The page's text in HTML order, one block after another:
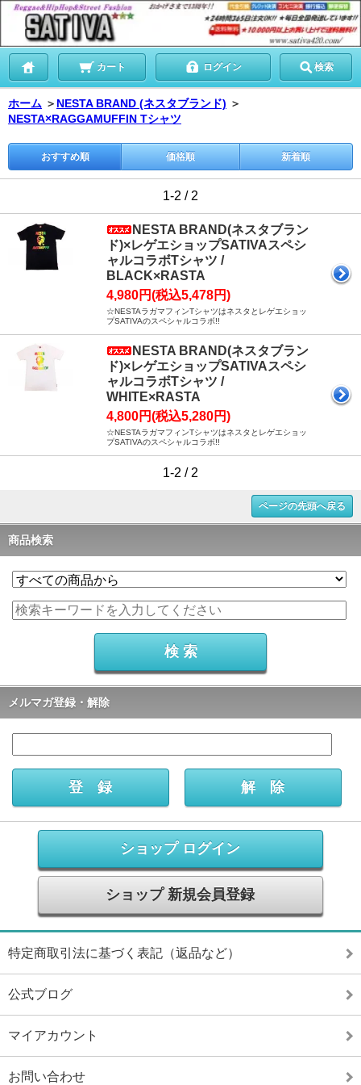
カート ログイン 検索
ホーム ＞ NESTA BRAND (ネスタブランド) ＞
NESTA×RAGGAMUFFIN Tシャツ
おすすめ順 価格順 新着順
1-2 / 2
NESTA BRAND(ネスタブラン
ド)×レゲエショップSATIVAスペシ
ャルコラボTシャツ /
BLACK×RASTA
4,980円(税込5,478円)
☆NESTAラガマフィンTシャツはネスタとレゲエショッ
プSATIVAのスペシャルコラボ!!
NESTA BRAND(ネスタブラン
ド)×レゲエショップSATIVAスペシ
ャルコラボTシャツ /
WHITE×RASTA
4,800円(税込5,280円)
☆NESTAラガマフィンTシャツはネスタとレゲエショッ
プSATIVAのスペシャルコラボ!!
1-2 / 2
ページの先頭へ戻る
商品検索
メルマガ登録・解除
ショップ ログイン
ショップ 新規会員登録
特定商取引法に基づく表記（返品など）
公式ブログ
マイアカウント
お問い合わせ